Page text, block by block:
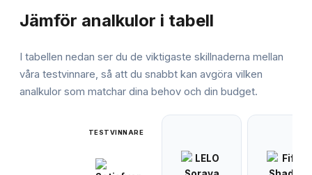
Jämför analkulor i tabell
I tabellen nedan ser du de viktigaste skillnaderna mellan
våra testvinnare, så att du snabbt kan avgöra vilken
analkulor som matchar dina behov och din budget.
TESTVINNARE